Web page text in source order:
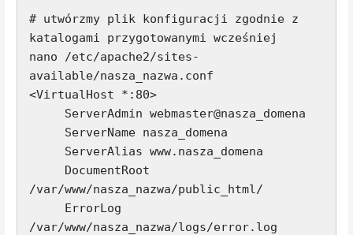
# utwórzmy plik konfiguracji zgodnie z
katalogami przygotowanymi wcześniej
nano /etc/apache2/sites-
available/nasza_nazwa.conf
<VirtualHost *:80>
/var/www/nasza_nazwa/public_html/
/var/www/nasza_nazwa/logs/error.log